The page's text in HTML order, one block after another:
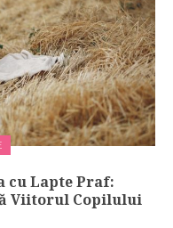
cu Lapte Praf:
Viitorul Copilului